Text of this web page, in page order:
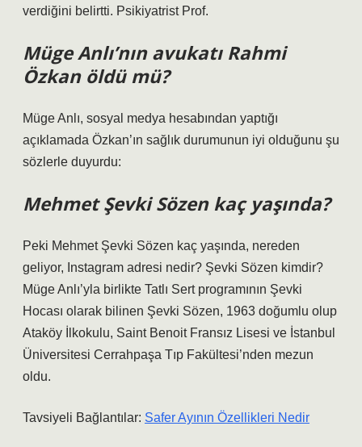
verdiğini belirtti. Psikiyatrist Prof.
Müge Anlı’nın avukatı Rahmi
Özkan öldü mü?
Müge Anlı, sosyal medya hesabından yaptığı
açıklamada Özkan’ın sağlık durumunun iyi olduğunu şu
sözlerle duyurdu:
Mehmet Şevki Sözen kaç yaşında?
Peki Mehmet Şevki Sözen kaç yaşında, nereden
geliyor, Instagram adresi nedir? Şevki Sözen kimdir?
Müge Anlı’yla birlikte Tatlı Sert programının Şevki
Hocası olarak bilinen Şevki Sözen, 1963 doğumlu olup
Ataköy İlkokulu, Saint Benoit Fransız Lisesi ve İstanbul
Üniversitesi Cerrahpaşa Tıp Fakültesi’nden mezun
oldu.
Tavsiyeli Bağlantılar: Safer Ayının Özellikleri Nedir